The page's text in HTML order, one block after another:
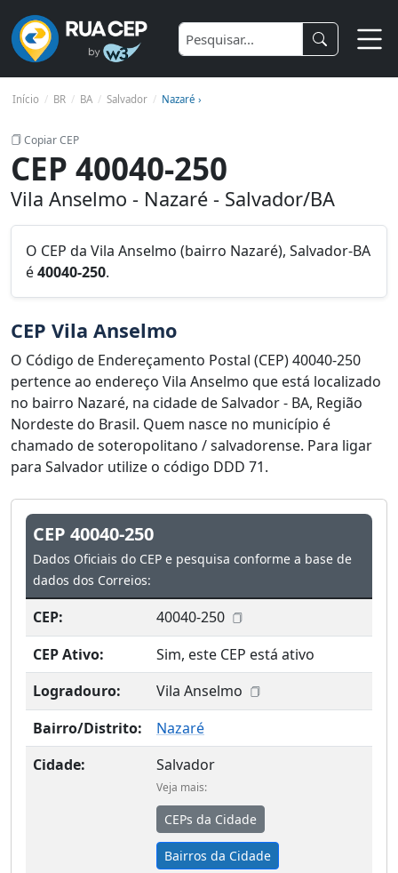
Início BR BA Salvador Nazaré ›
Copiar CEP
CEP 40040-250
Vila Anselmo - Nazaré - Salvador/BA
O CEP da Vila Anselmo (bairro Nazaré), Salvador-BA
é40040-250.
CEP Vila Anselmo
O Código de Endereçamento Postal (CEP) 40040-250
pertence ao endereço Vila Anselmo que está localizado
no bairro Nazaré, na cidade de Salvador - BA, Região
Nordeste do Brasil. Quem nasce no município é
chamado de soteropolitano / salvadorense. Para ligar
para Salvador utilize o código DDD 71.
CEP 40040-250
Dados Oficiais do CEP e pesquisa conforme a base de
dados dos Correios:
CEP:
40040-250
CEP Ativo:
Sim, este CEP está ativo
Logradouro:
Vila Anselmo
Bairro/Distrito:
Nazaré
Cidade:
Salvador
Veja mais:
CEPs da Cidade
Bairros da Cidade